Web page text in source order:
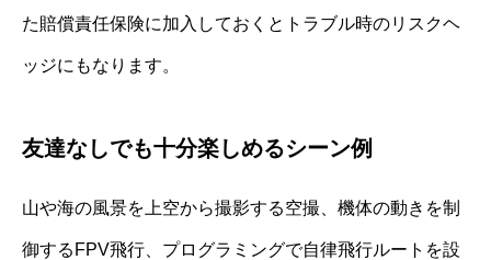
た賠償責任保険に加入しておくとトラブル時のリスクヘ
ッジにもなります。
友達なしでも十分楽しめるシーン例
山や海の風景を上空から撮影する空撮、機体の動きを制
御するFPV飛行、プログラミングで自律飛行ルートを設